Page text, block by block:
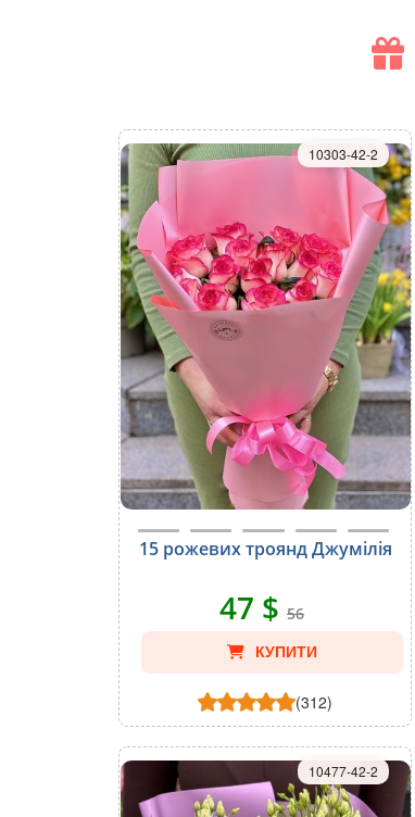
15 рожевих троянд Джумілія
10303-42-2
47 $ 56
КУПИТИ
(312)
10477-42-2